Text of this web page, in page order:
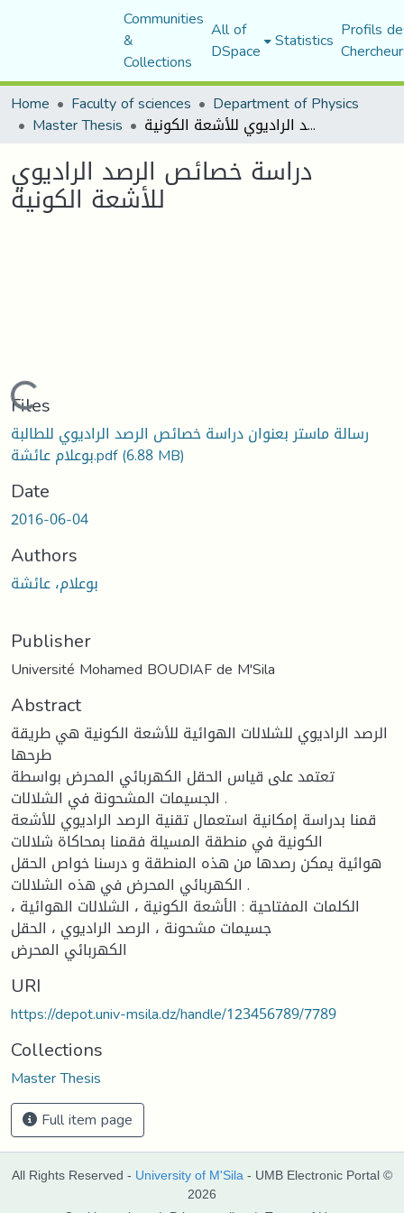
Communities
&
Collections
All of
DSpace Statistics Profils
Home
Faculty of sciences Department of Physics
Master Thesis دراسة خصائص الرصد الرادیوي للأشعة الكونیة
دراسة خصائص الرصد الرادیوي
للأشعة الكونیة
Loading...
Files
رسالة ماستر بعنوان دراسة خصائص الرصد الراديوي للطالبة
بوعلام عائشة.pdf(6.88 MB)
Date
2016-06-04
Authors
بوعلام، عائشة
Publisher
Université Mohamed BOUDIAF de M'Sila
Abstract
الرصد الرادیوي للشلالات الھوائیة للأشعة الكونیة ھي طریقة
طرحھا
تعتمد على قیاس الحقل الكھربائي المحرض بواسطة
الجسیمات المشحونة في الشلالات .
قمنا بدراسة إمكانیة استعمال تقنیة الرصد الرادیوي للأشعة
الكونیة في منطقة المسیلة فقمنا بمحاكاة شلالات
ھوائیة یمكن رصدھا من ھذه المنطقة و درسنا خواص الحقل
الكھربائي المحرض في ھذه الشلالات .
الكلمات المفتاحیة : الأشعة الكونیة ، الشلالات الھوائیة ،
جسیمات مشحونة ، الرصد الرادیوي ، الحقل
الكھربائي المحرض
URI
https://depot.univ-msila.dz/handle/123456789/7789
Collections
Master Thesis
Full item page
All Rights Reserved - University of M'Sila - UMB Electronic Portal ©
2026